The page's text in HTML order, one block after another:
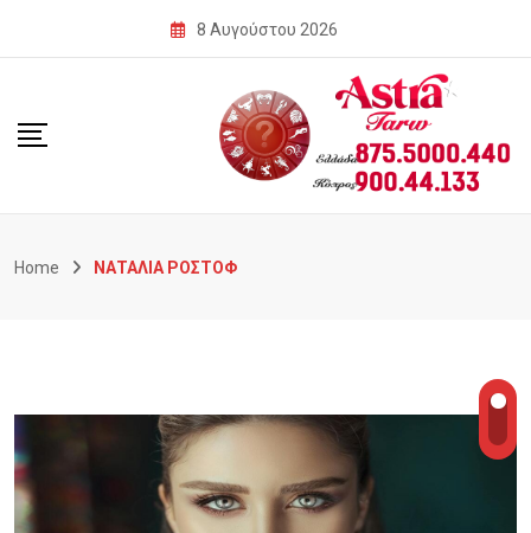
8 Αυγούστου 2026
Home ΝΑΤΑΛΙΑ ΡΟΣΤΟΦ